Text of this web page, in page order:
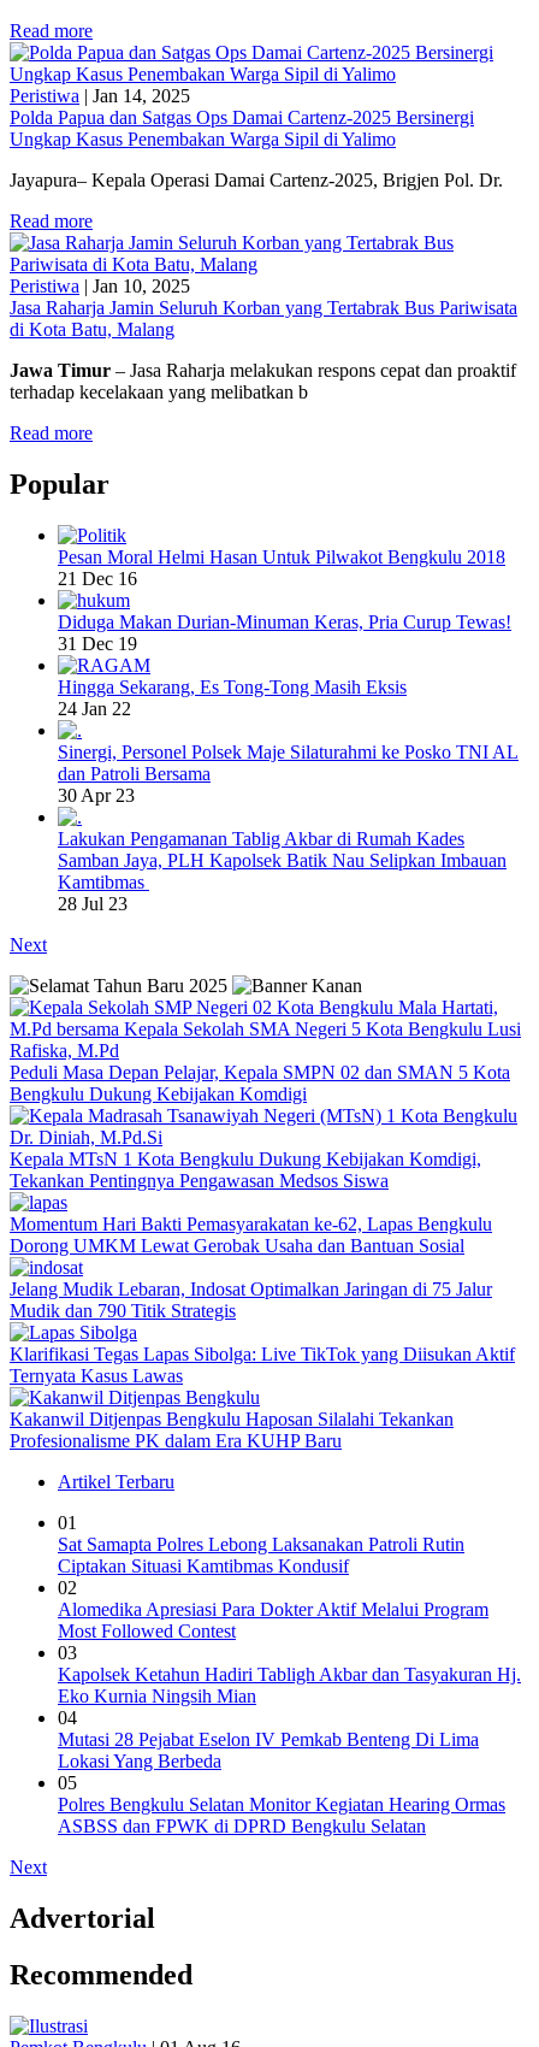
Read more
Peristiwa | Jan 14, 2025
Polda Papua dan Satgas Ops Damai Cartenz-2025 Bersinergi
Ungkap Kasus Penembakan Warga Sipil di Yalimo
Jayapura– Kepala Operasi Damai Cartenz-2025, Brigjen Pol. Dr.
Read more
Peristiwa | Jan 10, 2025
Jasa Raharja Jamin Seluruh Korban yang Tertabrak Bus Pariwisata
di Kota Batu, Malang
Jawa Timur – Jasa Raharja melakukan respons cepat dan proaktif
terhadap kecelakaan yang melibatkan b
Read more
Popular
Pesan Moral Helmi Hasan Untuk Pilwakot Bengkulu 2018
21 Dec 16
Diduga Makan Durian-Minuman Keras, Pria Curup Tewas!
31 Dec 19
Hingga Sekarang, Es Tong-Tong Masih Eksis
24 Jan 22
Sinergi, Personel Polsek Maje Silaturahmi ke Posko TNI AL
dan Patroli Bersama
30 Apr 23
Lakukan Pengamanan Tablig Akbar di Rumah Kades
Samban Jaya, PLH Kapolsek Batik Nau Selipkan Imbauan
Kamtibmas
28 Jul 23
Next
Peduli Masa Depan Pelajar, Kepala SMPN 02 dan SMAN 5 Kota
Bengkulu Dukung Kebijakan Komdigi
Kepala MTsN 1 Kota Bengkulu Dukung Kebijakan Komdigi,
Tekankan Pentingnya Pengawasan Medsos Siswa
Momentum Hari Bakti Pemasyarakatan ke-62, Lapas Bengkulu
Dorong UMKM Lewat Gerobak Usaha dan Bantuan Sosial
Jelang Mudik Lebaran, Indosat Optimalkan Jaringan di 75 Jalur
Mudik dan 790 Titik Strategis
Klarifikasi Tegas Lapas Sibolga: Live TikTok yang Diisukan Aktif
Ternyata Kasus Lawas
Kakanwil Ditjenpas Bengkulu Haposan Silalahi Tekankan
Profesionalisme PK dalam Era KUHP Baru
Artikel Terbaru
01
Sat Samapta Polres Lebong Laksanakan Patroli Rutin
Ciptakan Situasi Kamtibmas Kondusif
02
Alomedika Apresiasi Para Dokter Aktif Melalui Program
Most Followed Contest
03
Kapolsek Ketahun Hadiri Tabligh Akbar dan Tasyakuran Hj.
Eko Kurnia Ningsih Mian
04
Mutasi 28 Pejabat Eselon IV Pemkab Benteng Di Lima
Lokasi Yang Berbeda
05
Polres Bengkulu Selatan Monitor Kegiatan Hearing Ormas
ASBSS dan FPWK di DPRD Bengkulu Selatan
Next
Advertorial
Recommended